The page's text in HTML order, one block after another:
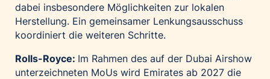
dabei insbesondere Möglichkeiten zur lokalen
Herstellung. Ein gemeinsamer Lenkungsausschuss
koordiniert die weiteren Schritte.
Rolls-Royce: Im Rahmen des auf der Dubai Airshow
unterzeichneten MoUs wird Emirates ab 2027 die